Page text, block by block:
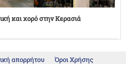
και χορό στην Κερασιά
απορρήτου Όροι Χρήσης